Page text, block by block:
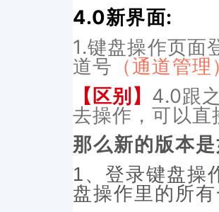
4.0新界面:
1.键盘操作页
道号 （通道管理
【区别】 4.0跟
去操作，可以
那么新的版本
1、登录键盘操
盘操作里的所